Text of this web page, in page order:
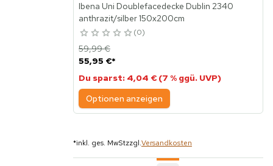
Ibena Uni Doublefacedecke Dublin 2340
anthrazit/silber 150x200cm
0
55,95 €*
59,99 €
Du sparst: 4,04 € (7 % ggü. UVP)
Optionen anzeigen
*inkl. ges. MwStzzgl.Versandkosten